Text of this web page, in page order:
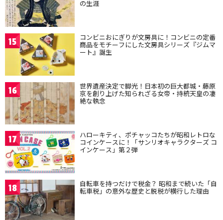
の生涯
15 コンビニおにぎりが文房具に！コンビニの定番
商品をモチーフにした文房具シリーズ『ジムマ
ート』誕生
16 世界遺産決定で脚光！日本初の巨大都城・藤原
京を創り上げた知られざる女帝・持統天皇の凄
絶な執念
17 ハローキティ、ポチャッコたちが昭和レトロな
コインケースに！「サンリオキャラクターズ コ
インケース」第２弾
18 自転車を持つだけで税金？ 昭和まで続いた「自
転車税」の意外な歴史と脱税が横行した理由